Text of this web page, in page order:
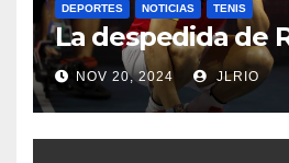
DEPORTES NOTICIAS TENIS
La despedida de
NOV 20, 2024 JLRIO